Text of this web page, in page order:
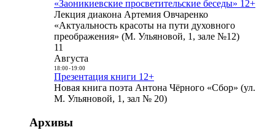
«Заоникиевские просветительские беседы» 12+
Лекция диакона Артемия Овчаренко
«Актуальность красоты на пути духовного
преображения» (М. Ульяновой, 1, зале №12)
11
Августа
18:00- 19:00
Презентация книги 12+
Новая книга поэта Антона Чёрного «Сбор» (ул.
М. Ульяновой, 1, зал № 20)
Архивы